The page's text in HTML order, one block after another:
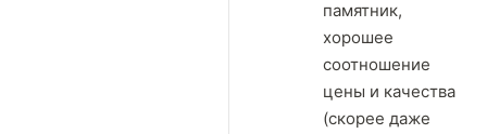
памятник,
хорошее
соотношение
цены и качества
(скорее даже